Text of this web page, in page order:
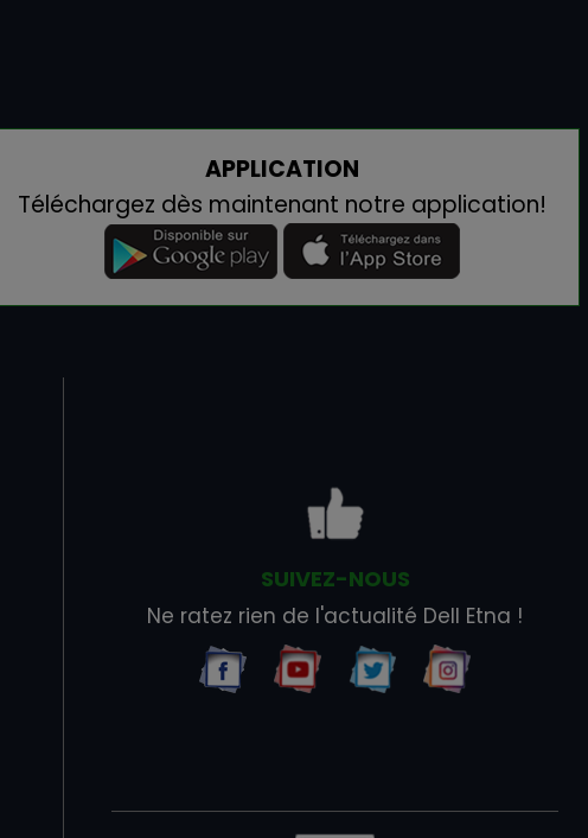
APPLICATION
Téléchargez dès maintenant notre application!
SUIVEZ-NOUS
Ne ratez rien de l'actualité Dell Etna !